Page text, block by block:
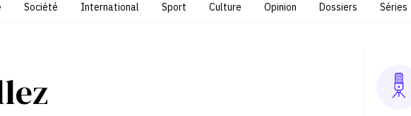
Société International Sport Culture Opinion Dossiers Séries